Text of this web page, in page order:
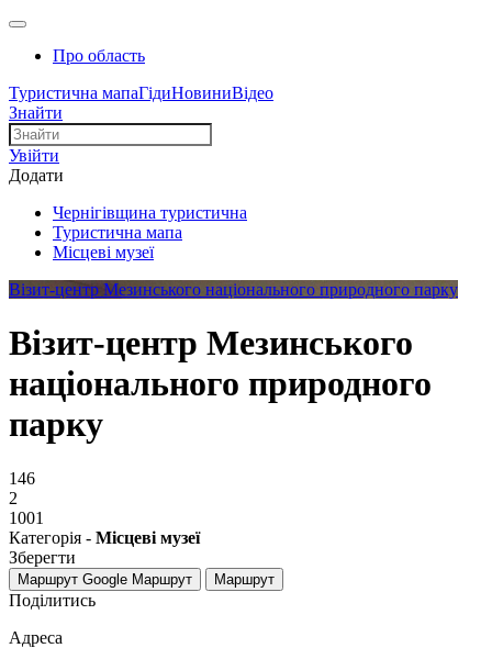
Про область
Туристична мапаГідиНовиниВідео
Знайти
Увійти
Додати
Чернігівщина туристична
Туристична мапа
Місцеві музеї
Візит-центр Мезинського національного природного парку
Візит-центр Мезинського
національного природного
парку
146
2
1001
Категорія - Місцеві музеї
Зберегти
Маршрут Google Маршрут Маршрут
Поділитись
Адреса